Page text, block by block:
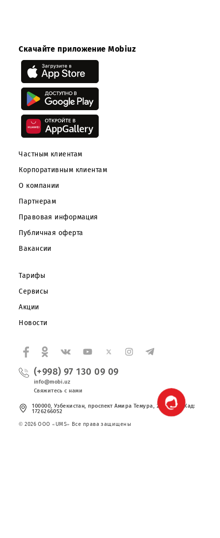
Скачать
(*.doc 0,91 Мб)
Корпоративным клиентам
О компании
Партнерам
Публичная оферта
Тарифы
Сервисы
Акции